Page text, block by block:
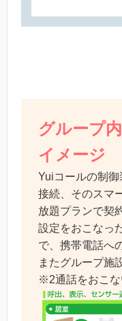
グループ
イメージ
Yuiコールの制
接続、そのスマ
放題プランで契
設定をおこなっ
で、携帯電話へ
またグループ施
※2通話をおこな